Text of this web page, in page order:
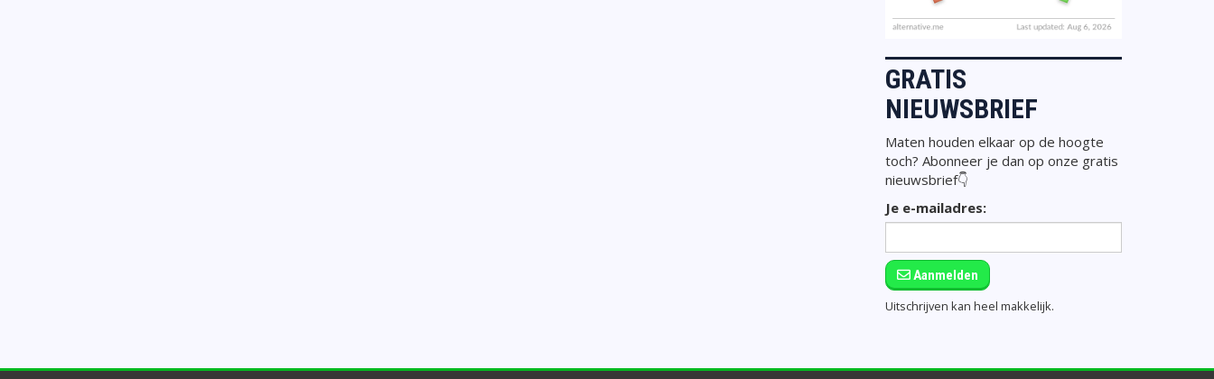
GRATIS
NIEUWSBRIEF
Maten houden elkaar op de hoogte
toch? Abonneer je dan op onze gratis
nieuwsbrief👇
Je e-mailadres:
Aanmelden
Uitschrijven kan heel makkelijk.